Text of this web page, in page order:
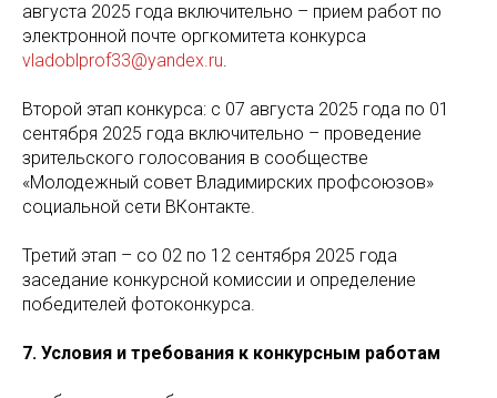
августа 2025 года включительно – прием работ по
электронной почте оргкомитета конкурса
vladoblprof33@yandex.ru.
Второй этап конкурса: с 07 августа 2025 года по 01
сентября 2025 года включительно – проведение
зрительского голосования в сообществе
«Молодежный совет Владимирских профсоюзов»
социальной сети ВКонтакте.
Третий этап – со 02 по 12 сентября 2025 года
заседание конкурсной комиссии и определение
победителей фотоконкурса.
7. Условия и требования к конкурсным работам